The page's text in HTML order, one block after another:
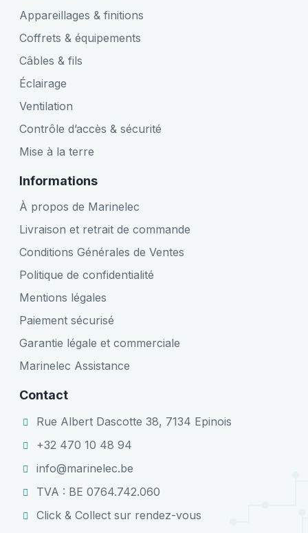
Appareillages & finitions
Coffrets & équipements
Câbles & fils
Éclairage
Ventilation
Contrôle d’accès & sécurité
Mise à la terre
Informations
À propos de Marinelec
Livraison et retrait de commande
Conditions Générales de Ventes
Politique de confidentialité
Mentions légales
Paiement sécurisé
Garantie légale et commerciale
Marinelec Assistance
Contact
Rue Albert Dascotte 38, 7134 Epinois
+32 470 10 48 94
info@marinelec.be
TVA : BE 0764.742.060
Click & Collect sur rendez-vous